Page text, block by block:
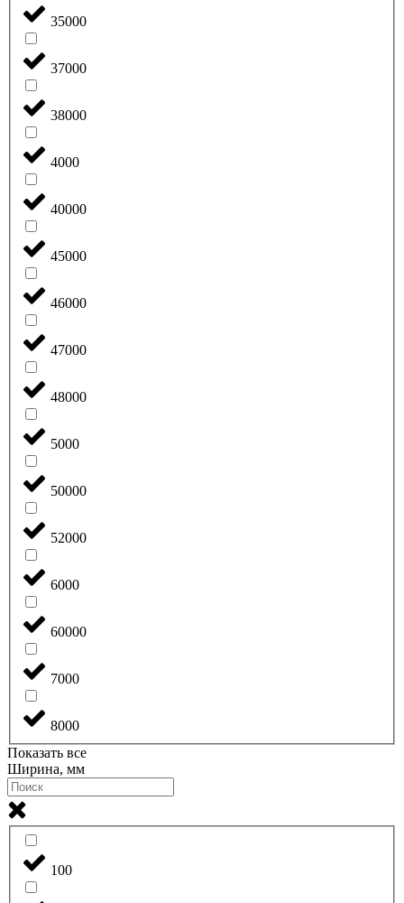
35000
37000
38000
4000
40000
45000
46000
47000
48000
5000
50000
52000
6000
60000
7000
8000
Показать все
Ширина, мм
100